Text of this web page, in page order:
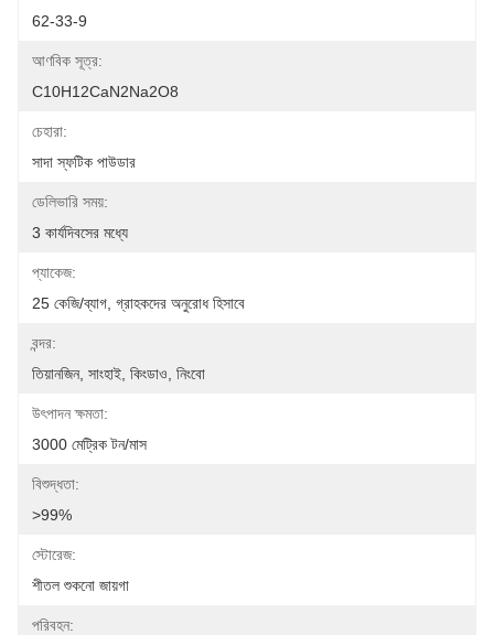
62-33-9
আণবিক সূত্র:
C10H12CaN2Na2O8
চেহারা:
সাদা স্ফটিক পাউডার
ডেলিভারি সময়:
3 কার্যদিবসের মধ্যে
প্যাকেজ:
25 কেজি/ব্যাগ, গ্রাহকদের অনুরোধ হিসাবে
বন্দর:
তিয়ানজিন, সাংহাই, কিংডাও, নিংবো
উৎপাদন ক্ষমতা:
3000 মেট্রিক টন/মাস
বিশুদ্ধতা:
>99%
স্টোরেজ:
শীতল শুকনো জায়গা
পরিবহন: